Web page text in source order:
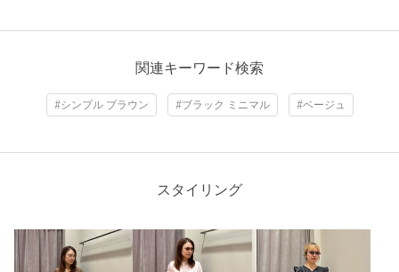
商品詳細
注文キャンセル 対象商品
WOMEN
カテゴリー アイウェア | サングラス / ファッショングラス
サイズ FREE
購入カラー：MD.BROWN
オーバルのサングラスが欲しくて購入しました。主張が強すぎ
関連キーワード検索
#シンプル ブラウン #ブラック ミニマル #ベージュ
スタイリング